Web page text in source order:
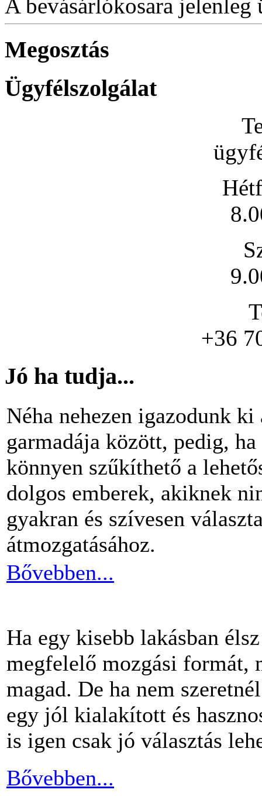
A bevásárlókosara jelenleg
Megosztás
Ügyfélszolgálat
+36
Jó ha tudja...
Néha nehezen igazodunk
garmadája között, pedig,
könnyen szűkíthető a
dolgos emberek, akiknek
gyakran és szívesen
átmozgatásához.
Bővebben...
Ha egy kisebb lakásban
megfelelő mozgási formát,
magad. De ha nem
egy jól kialakított és
is igen csak jó választás
Bővebben...